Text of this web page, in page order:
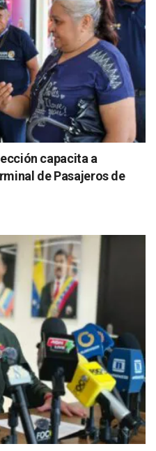
capacita a
de Pasajeros de